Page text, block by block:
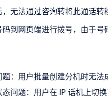
无法通过咨询转将此通话转
到网页端进行拨号，由于号
：用户批量创建分机时无法
问题：用户在 IP 话机上切